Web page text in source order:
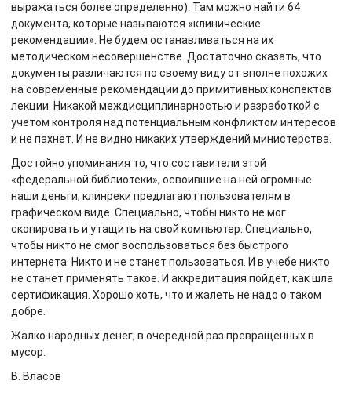
выражаться более определенно). Там можно найти 64
документа, которые называются «клинические
рекомендации». Не будем останавливаться на их
методическом несовершенстве. Достаточно сказать, что
документы различаются по своему виду от вполне похожих
на современные рекомендации до примитивных конспектов
лекции. Никакой междисциплинарностью и разработкой с
учетом контроля над потенциальным конфликтом интересов
и не пахнет. И не видно никаких утверждений министерства.
Достойно упоминания то, что составители этой
«федеральной библиотеки», освоившие на ней огромные
наши деньги, клинреки предлагают пользователям в
графическом виде. Специально, чтобы никто не мог
скопировать и утащить на свой компьютер. Специально,
чтобы никто не смог воспользоваться без быстрого
интернета. Никто и не станет пользоваться. И в учебе никто
не станет применять такое. И аккредитация пойдет, как шла
сертификация. Хорошо хоть, что и жалеть не надо о таком
добре.
Жалко народных денег, в очередной раз превращенных в
мусор.
В. Власов